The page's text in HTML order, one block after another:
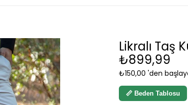
Likralı Taş
₺899,99
₺150,00 'den
📏 Beden Tablosu